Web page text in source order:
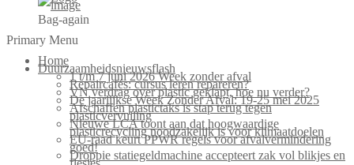
Bag-again
Primary Menu
Home
Duurzaamheidsnieuwsflash
1 t/m 7 juni 2026 Week zonder afval
Repaircafés: cursus leren repareren?
VN verdrag over plastic geklapt, hoe nu verder?
De jaarlijkse Week Zonder Afval: 19-25 mei 2025
Afschaffen plastictaks is stap terug tegen
plasticvervuiling
Nieuwe LCA toont aan dat hoogwaardige
plasticrecycling noodzakelijk is voor klimaatdoelen
EU-raad keurt PPWR regels voor afvalvermindering
goed!
Droppie statiegeldmachine accepteert zak vol blikjes en